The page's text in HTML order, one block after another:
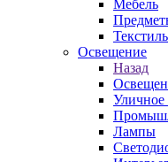
Мебель
Текстиль
Освещение
Назад
Уличное
Лампы